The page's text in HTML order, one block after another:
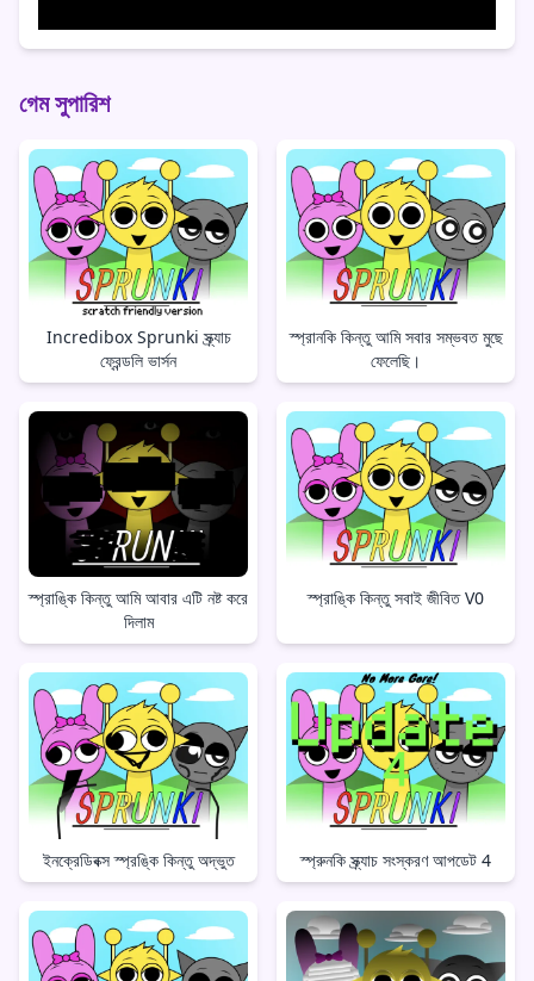
গেম সুপারিশ
Incredibox Sprunki স্ক্র্যাচ
ফ্রেন্ডলি ভার্সন
স্প্রানকি কিন্তু আমি সবার সম্ভবত মুছে
ফেলেছি।
স্প্রাঙ্কি কিন্তু আমি আবার এটি নষ্ট করে
দিলাম
স্প্রাঙ্কি কিন্তু সবাই জীবিত V0
ইনক্রেডিবক্স স্প্রঙ্কি কিন্তু অদ্ভুত স্প্রুনকি স্ক্র্যাচ সংস্করণ আপডেট 4